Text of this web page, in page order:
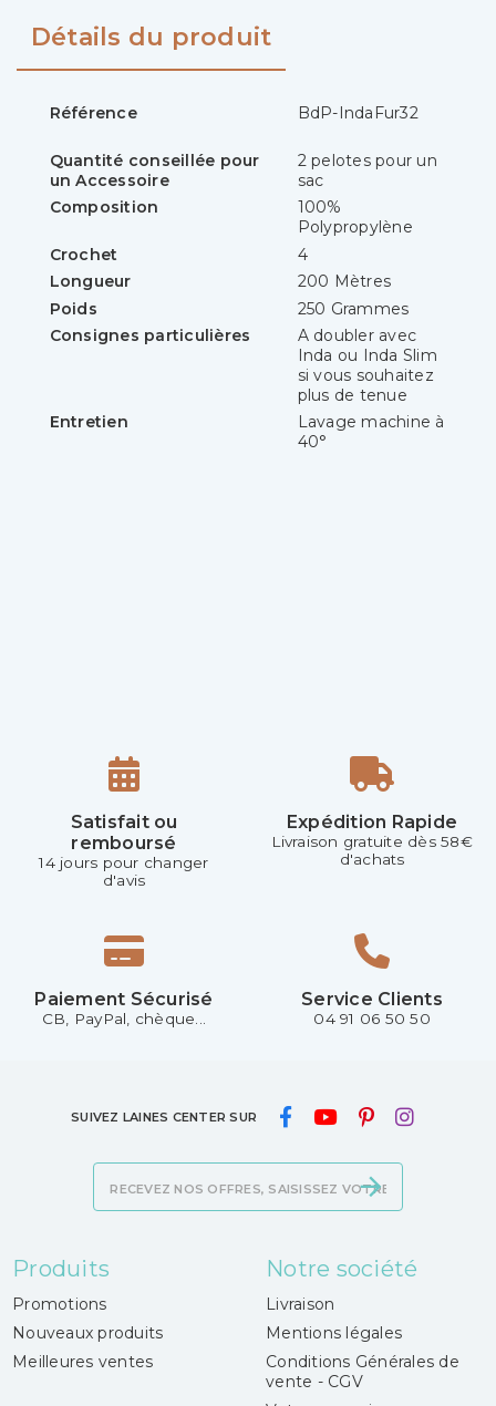
Détails du produit
Référence BdP-IndaFur32
Quantité conseillée pour
un Accessoire
2 pelotes pour un
sac
Composition
100%
Polypropylène
Crochet
4
Longueur
200 Mètres
Poids
250 Grammes
Consignes particulières
A doubler avec
Inda ou Inda Slim
si vous souhaitez
plus de tenue
Entretien
Lavage machine à
40°
Satisfait ou
remboursé
14 jours pour changer
d'avis
Expédition Rapide
Livraison gratuite dès 58€
d'achats
Paiement Sécurisé
CB, PayPal, chèque...
Service Clients
04 91 06 50 50
SUIVEZ LAINES CENTER SUR
Produits
Promotions
Nouveaux produits
Meilleures ventes
Notre société
Livraison
Mentions légales
Conditions Générales de
vente - CGV